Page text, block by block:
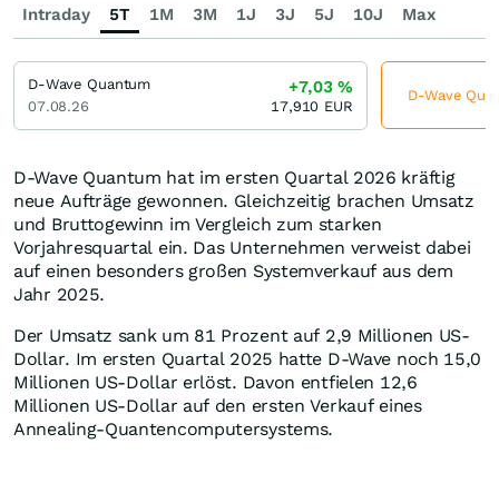
D-Wave Quantum hat im ersten Quartal 2026 kräftig
neue Aufträge gewonnen. Gleichzeitig brachen Umsatz
und Bruttogewinn im Vergleich zum starken
Vorjahresquartal ein. Das Unternehmen verweist dabei
auf einen besonders großen Systemverkauf aus dem
Jahr 2025.
Der Umsatz sank um 81 Prozent auf 2,9 Millionen US-
Dollar. Im ersten Quartal 2025 hatte D-Wave noch 15,0
Millionen US-Dollar erlöst. Davon entfielen 12,6
Millionen US-Dollar auf den ersten Verkauf eines
Annealing-Quantencomputersystems.
Intraday 5T 1M 3M 1J 3J 5J 10J Max
D-Wave Quantum
07.08.26
+7,03%
17,910 EUR
D-Wave